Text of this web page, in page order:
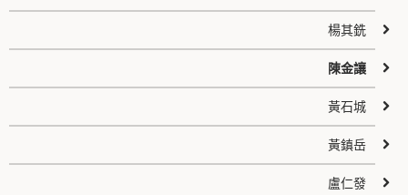
楊其銑
陳金讓
黃石城
黃鎮岳
盧仁發